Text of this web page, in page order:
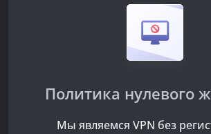
Политика нулевого
Мы являемся VPN без